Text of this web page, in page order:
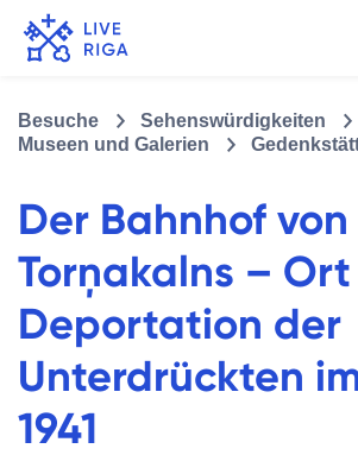
Besuche
Sehenswürdigkeiten
Museen und Galerien
Der Bahnhof von
Torņakalns –
Deportation der
Unterdrückten
1941